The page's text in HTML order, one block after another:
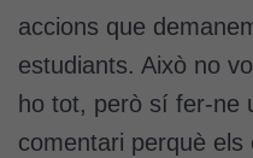
accions que
estudiants. Això no
ho tot, però sí fer-ne
comentari perquè